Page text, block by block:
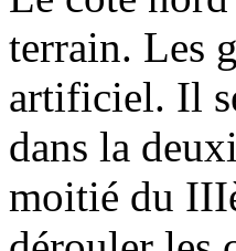
terrain. Les
artificiel. Il
dans la
moitié du